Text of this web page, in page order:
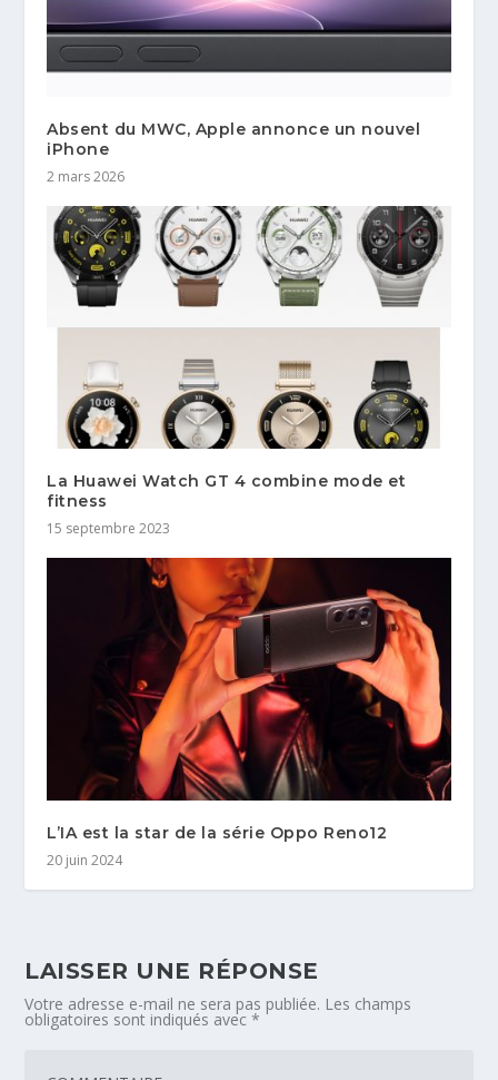
Absent du MWC, Apple annonce un nouvel
iPhone
2 mars 2026
La Huawei Watch GT 4 combine mode et
fitness
15 septembre 2023
L’IA est la star de la série Oppo Reno12
20 juin 2024
LAISSER UNE RÉPONSE
Votre adresse e-mail ne sera pas publiée. Les champs
obligatoires sont indiqués avec*